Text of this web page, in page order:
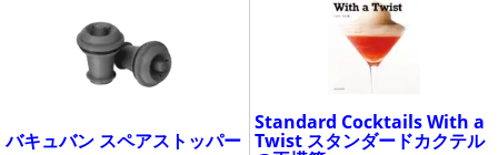
バキュバン スペアストッパー
Standard Cocktails With a
Twist スタンダードカクテル